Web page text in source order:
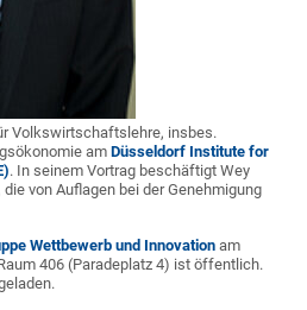
Volkswirtschaftslehre, insbes.
amDüsseldorf Institute for
. In seinem Vortrag beschäftigt Wey
von Auflagen bei der Genehmigung
Wettbewerb und Innovation am
406 (Paradeplatz 4) ist öffentlich.